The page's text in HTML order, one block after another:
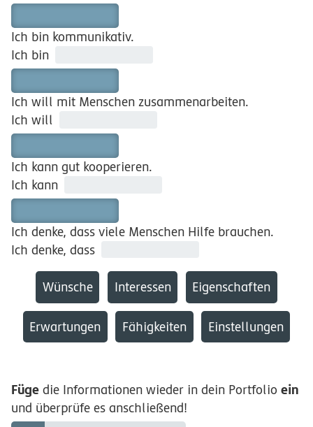
Ich bin kommunikativ.
Ich bin
Ich will mit Menschen zusammenarbeiten.
Ich will
Ich kann gut kooperieren.
Ich kann
Ich denke, dass viele Menschen Hilfe brauchen.
Ich denke, dass
Wünsche Interessen Eigenschaften
Erwartungen Fähigkeiten Einstellungen
Füge die Informationen wieder in dein Portfolio ein
und überprüfe es anschließend!